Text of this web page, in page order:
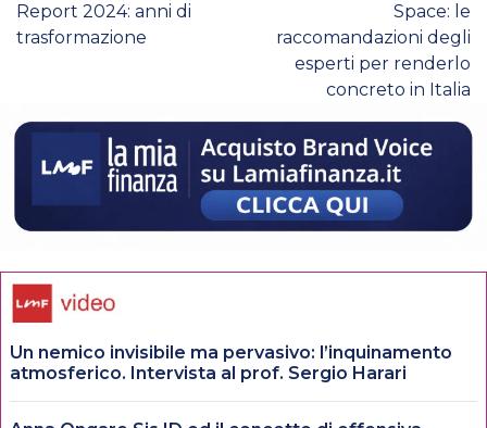
Report 2024: anni di
trasformazione
Space: le
raccomandazioni degli
esperti per renderlo
concreto in Italia
Un nemico invisibile ma pervasivo: l’inquinamento
atmosferico. Intervista al prof. Sergio Harari